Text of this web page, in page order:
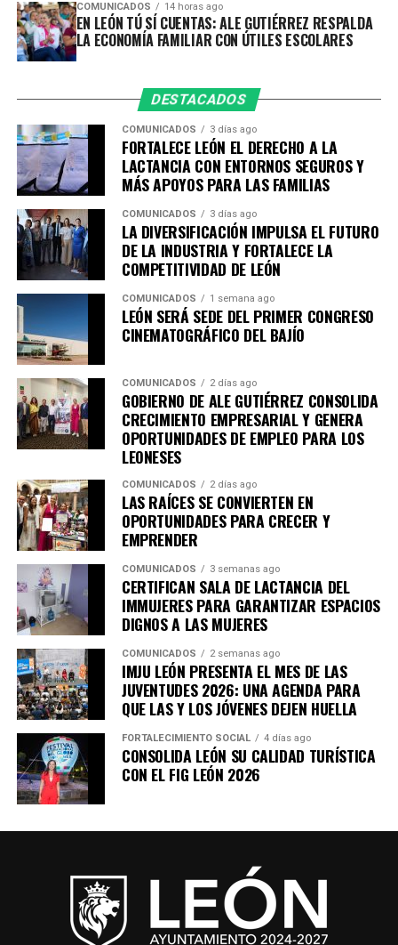
Ciudadana reitera que estos operativos continuarán
realizándose de manera permanente en distintos
puntos del municipio, con el firme compromiso de
salvaguardar la vida de las personas y fortalecer la
seguridad en las vialidades.
Asimismo, agradece a la ciudadanía por reportar este
tipo de conductas a través de las redes sociales y los
canales de emergencia 9-1-1, ya que su participación es
fundamental para construir un León más seguro para
todas y todos.
COMUNICADOS 14 horas ago
EN LEÓN TÚ SÍ CUENTAS: ALE GUTIÉRREZ RESPALDA
LA ECONOMÍA FAMILIAR CON ÚTILES ESCOLARES
DESTACADOS
COMUNICADOS 3 días ago
FORTALECE LEÓN EL DERECHO A LA
LACTANCIA CON ENTORNOS SEGUROS Y
MÁS APOYOS PARA LAS FAMILIAS
COMUNICADOS 3 días ago
LA DIVERSIFICACIÓN IMPULSA EL FUTURO
DE LA INDUSTRIA Y FORTALECE LA
COMPETITIVIDAD DE LEÓN
COMUNICADOS 1 semana ago
LEÓN SERÁ SEDE DEL PRIMER CONGRESO
CINEMATOGRÁFICO DEL BAJÍO
COMUNICADOS 2 días ago
GOBIERNO DE ALE GUTIÉRREZ CONSOLIDA
CRECIMIENTO EMPRESARIAL Y GENERA
OPORTUNIDADES DE EMPLEO PARA LOS
LEONESES
COMUNICADOS 2 días ago
LAS RAÍCES SE CONVIERTEN EN
OPORTUNIDADES PARA CRECER Y
EMPRENDER
COMUNICADOS 3 semanas ago
CERTIFICAN SALA DE LACTANCIA DEL
IMMUJERES PARA GARANTIZAR ESPACIOS
DIGNOS A LAS MUJERES
COMUNICADOS 2 semanas ago
IMJU LEÓN PRESENTA EL MES DE LAS
JUVENTUDES 2026: UNA AGENDA PARA
QUE LAS Y LOS JÓVENES DEJEN HUELLA
FORTALECIMIENTO SOCIAL 4 días ago
CONSOLIDA LEÓN SU CALIDAD TURÍSTICA
CON EL FIG LEÓN 2026